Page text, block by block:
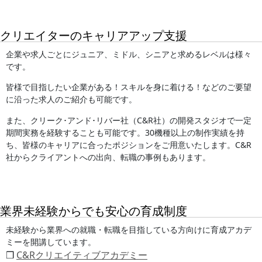
クリエイターのキャリアアップ支援
企業や求人ごとにジュニア、ミドル、シニアと求めるレベルは様々
です。
皆様で目指したい企業がある！スキルを身に着ける！などのご要望
に沿った求人のご紹介も可能です。
また、クリーク･アンド･リバー社（C&R社）の開発スタジオで一定
期間実務を経験することも可能です。30機種以上の制作実績を持
ち、皆様のキャリアに合ったポジションをご用意いたします。C&R
社からクライアントへの出向、転職の事例もあります。
業界未経験からでも安心の育成制度
未経験から業界への就職・転職を目指している方向けに育成アカデ
ミーを開講しています。
❒ C&Rクリエイティブアカデミー